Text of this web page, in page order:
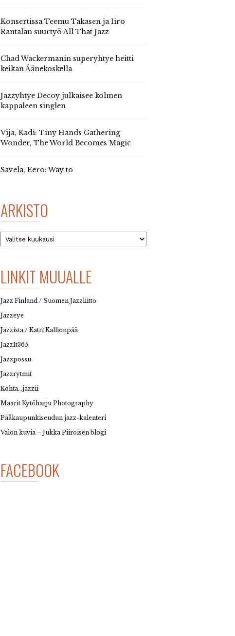
Konsertissa Teemu Takasen ja Iiro
Rantalan suurtyö All That Jazz
Chad Wackermanin superyhtye heitti
keikan Äänekoskella
Jazzyhtye Decoy julkaisee kolmen
kappaleen singlen
Vija, Kadi: Tiny Hands Gathering
Wonder, The World Becomes Magic
Savela, Eero: Way to
ARKISTO
Arkisto
LINKIT MUUALLE
Jazz Finland / Suomen Jazzliitto
Jazzeye
Jazzista / Katri Kallionpää
JazzIt365
Jazzpossu
Jazzrytmit
Kohta…jazzii
Maarit Kytöharju Photography
Pääkaupunkiseudun jazz-kalenteri
Valon kuvia – Jukka Piiroisen blogi
FACEBOOK